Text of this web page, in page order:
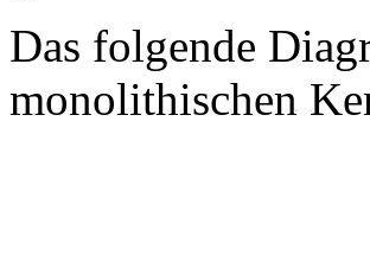
Das folgende
monolithischen